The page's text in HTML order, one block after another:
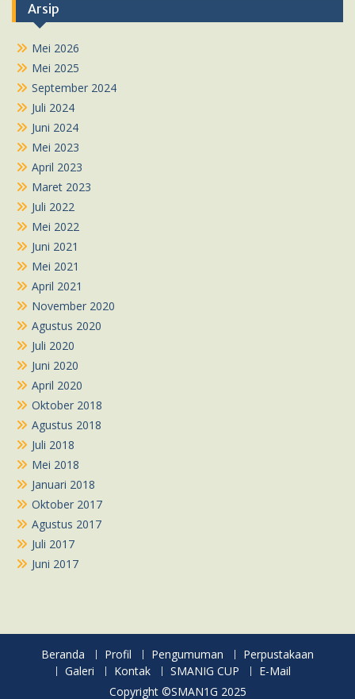
Arsip
Mei 2026
Mei 2025
September 2024
Juli 2024
Juni 2024
Mei 2023
April 2023
Maret 2023
Juli 2022
Mei 2022
Juni 2021
Mei 2021
April 2021
November 2020
Agustus 2020
Juli 2020
Juni 2020
April 2020
Oktober 2018
Agustus 2018
Juli 2018
Mei 2018
Januari 2018
Oktober 2017
Agustus 2017
Juli 2017
Juni 2017
Beranda Profil Pengumuman
Perpustakaan
Galeri
Kontak SMANIG CUP
E-Mail
Copyright ©SMAN1G 2025